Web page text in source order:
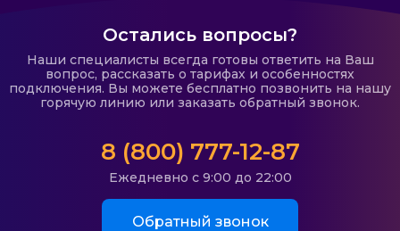
Остались вопросы?
Наши специалисты всегда готовы ответить на Ваш
вопрос, рассказать о тарифах и особенностях
подключения. Вы можете бесплатно позвонить на нашу
горячую линию или заказать обратный звонок.
8 (800) 777-12-87
Ежедневно с 9:00 до 22:00
Обратный звонок